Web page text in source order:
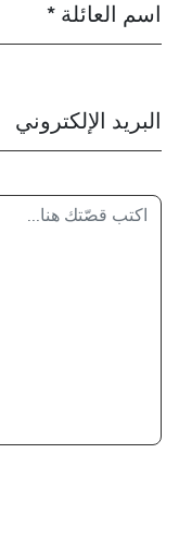
اسم العائلة *
البريد الإلكتروني